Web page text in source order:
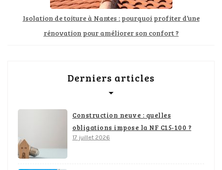
Isolation de toiture à Nantes : pourquoi profiter d’une
rénovation pour améliorer son confort ?
Derniers articles
Construction neuve : quelles
obligations impose la NF C15-100 ?
17 juillet 2026